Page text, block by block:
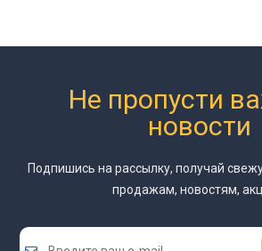
Не пропусти
новости
Подпишись на рассылку, получай
продажам, новостям,